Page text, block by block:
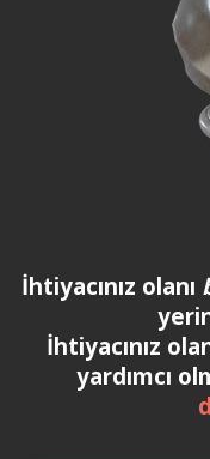
İhtiyacınız olanı
İhtiyacınız
yardımcı